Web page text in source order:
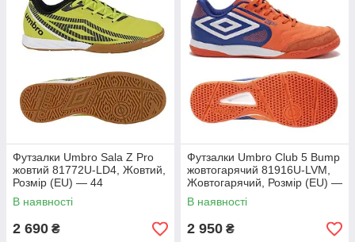
Футзалки Umbro Sala Z Pro
жовтий 81772U-LD4, Жовтий,
Розмір (EU) — 44
В наявності
2 690 ₴
Футзалки Umbro Club 5 Bump
жовтогарячий 81916U-LVM,
Жовтогарячий, Розмір (EU) —
43
В наявності
2 950 ₴